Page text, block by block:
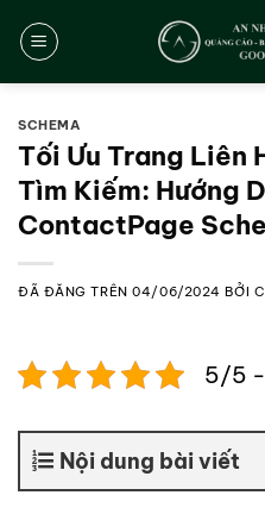
đến
SCHEMA
Tối Ưu Trang Liên
Tìm Kiếm: Hướng
ContactPage
ĐÃ ĐĂNG TRÊN04/06/2024 BỞI
5/5 -
Nội dung bài viết